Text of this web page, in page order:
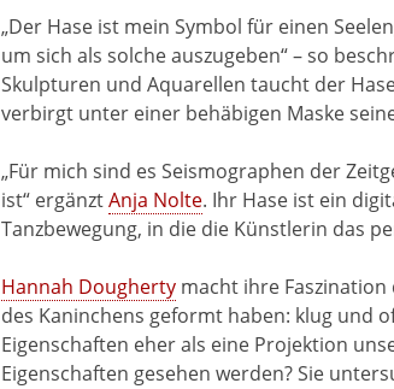
„Der Hase ist mein Symbol für einen
um sich als solche auszugeben“ – so
Skulpturen und Aquarellen taucht der
verbirgt unter einer behäbigen Maske
„Für mich sind es Seismographen der
ist“ ergänztAnja Nolte. Ihr Hase ist ein
Tanzbewegung, in die die Künstlerin das
Hannah Dougherty macht ihre
des Kaninchens geformt haben: klug und
Eigenschaften eher als eine Projektion
Eigenschaften gesehen werden? Sie